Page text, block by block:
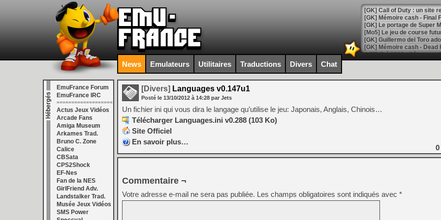
[GK] Le portage de Super
[Mo5] Le jeu de course
[GK] Guillermo del Toro
[LTF] Eté 2026 - Séquence
[GK] Mistfall Hunter :
[GK] Wo Long 2 évolue
[GK] Crossfire : un TPS à
[LS] [PS5] Premiers
[Mo5] DOOM arrive en
[GK] Bethesda fête les 30
[GK] Roblox : l'action en
[GK] Agenda - GeForce
[GK] Devolver Digital en a
[LS] [PS5] ps5-y2jb-
News Emulateurs Utilitaires Traductions Divers Chat
EmuFrance Forum
EmuFrance IRC
===================
Actus Jeux Vidéos
Arcade Fans
Amiga Museum
Arkames Trad.
Bruno C. Zone
Calice
CBSata
CPS2Shock
EF-Nes
Fan de la NES
GirlFriend Adv.
Landstalker Trad.
Musée Jeux Vidéos
SMS Power
[Divers] Languages v0.147u1
Posté le 13/10/2012 à 14:28 par Jets
Un fichier ini qui vous dira le langage qu’utilise le jeu: Japonais, Anglais, Chinois…
Télécharger Languages.ini v0.288 (103 Ko)
Site Officiel
En savoir plus…
0
Commentaire ¬
Votre adresse e-mail ne sera pas publiée. Les champs obligatoires sont indiqués avec *